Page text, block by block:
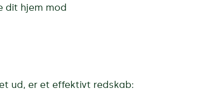
dit hjem mod
ud, er et effektivt redskab: